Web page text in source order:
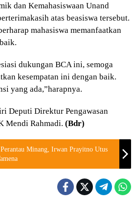
dan Kemahasiswaan Unand
atas beasiswa tersebut.
mahasiswa memanfaatkan
dukungan BCA ini, semoga
kesempatan ini dengan baik.
yang ada,”harapnya.
Deputi Direktur Pengawasan
Mendi Rahmadi. (Bdr)
Minang, Irwan Prayitno Utus